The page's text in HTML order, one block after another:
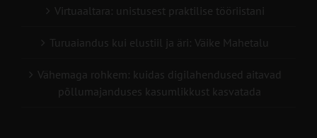
Virtuaaltara: unistusest praktilise tööriistani
Turuaiandus kui elustiil ja äri: Väike Mahetalu
Vähemaga rohkem: kuidas digilahendused aitavad
põllumajanduses kasumlikkust kasvatada